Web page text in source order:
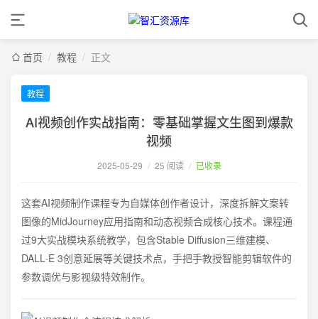
首页 / 教程 / 正文
教程
AI视频创作实战指南：零基础掌握文生图到爆款
视频
2025-05-29 / 25 阅读 / 已收录
这套AI视频制作课程专为自媒体创作者设计，深度拆解文案转
图像的MidJourney应用指南和动态视频合成核心技术。课程通
过9大实战模块系统教学，包含Stable Diffusion三维建模、
DALL·E 3创意延展等关键技术点，手把手教授智能剪辑软件的
参数调优与影视级特效制作。